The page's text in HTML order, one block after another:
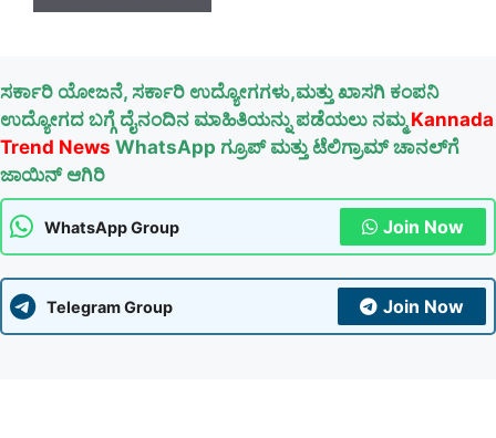
ಸರ್ಕಾರಿ ಯೋಜನೆ, ಸರ್ಕಾರಿ ಉದ್ಯೋಗಗಳು,ಮತ್ತು ಖಾಸಗಿ ಕಂಪನಿ
ಉದ್ಯೋಗದ ಬಗ್ಗೆ ದೈನಂದಿನ ಮಾಹಿತಿಯನ್ನು ಪಡೆಯಲು ನಮ್ಮKannada
Trend News WhatsApp ಗ್ರೂಪ್ ಮತ್ತು ಟೆಲಿಗ್ರಾಮ್ ಚಾನಲ್‌ಗೆ
ಜಾಯಿನ್ ಆಗಿರಿ
WhatsApp Group Join Now
Telegram Group Join Now